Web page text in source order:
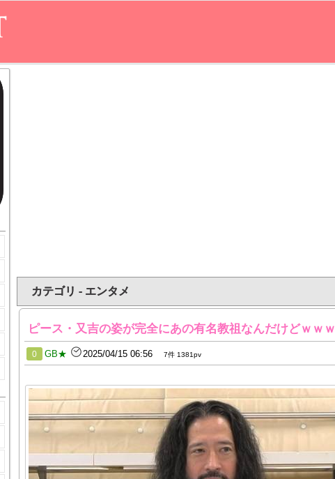
カテゴリ - エンタメ
ピース・又吉の姿が完全にあの有名教祖なんだけどｗｗｗ
0 GB★ 2025/04/15 06:56 7件 1381pv